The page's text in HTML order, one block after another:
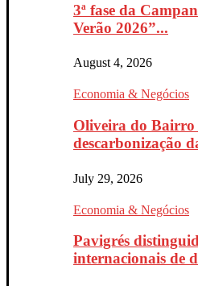
3ª fase da
Verão 2026”...
August 4, 2026
Economia & Negócios
Oliveira do Bairro
descarbonização
July 29, 2026
Economia & Negócios
Pavigrés
internacionais de